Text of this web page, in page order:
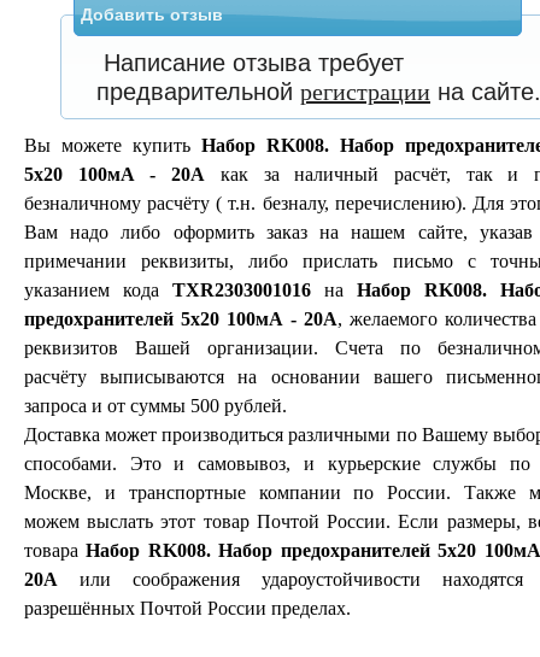
Добавить отзыв
Написание отзыва требует
предварительной регистрации на сайте.
Вы можете купить Набор RK008. Набор
5х20 100мА - 20А как за наличный расчёт, так и
безналичному расчёту ( т.н. безналу, перечислению). Для
Вам надо либо оформить заказ на нашем сайте,
примечании реквизиты, либо прислать письмо с
указанием кода TXR2303001016 на Набор RK008.
предохранителей 5х20 100мА - 20А, желаемого
реквизитов Вашей организации. Счета по
расчёту выписываются на основании вашего
запроса и от суммы 500 рублей.
Доставка может производиться различными по Вашему
способами. Это и самовывоз, и курьерские службы по
Москве, и транспортные компании по России. Также
можем выслать этот товар Почтой России. Если размеры,
товараНабор RK008. Набор предохранителей 5х20
20А или соображения удароустойчивости
разрешённых Почтой России пределах.